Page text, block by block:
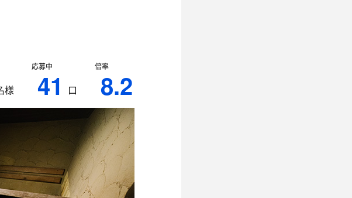
様
応募中
41 口
倍率
8.2